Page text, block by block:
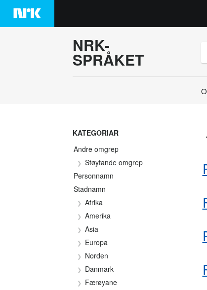
Hopp
innhaldet
NRK-
SPRÅKET
KATEGORIAR
Andre omgrep
Støytande omgrep
Personnamn
Stadnamn
Afrika
Amerika
Asia
Europa
Norden
Danmark
Færøyane